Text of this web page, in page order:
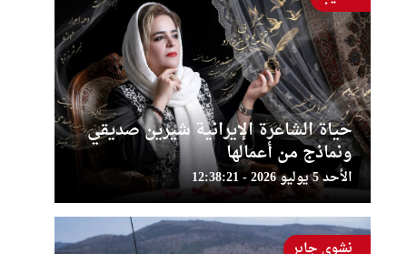
حياة الشاعرة الإيرانية شيرين صديقي
ونماذج من أعمالها
الأحد 5 يوليو 2026 - 12:38:21
نشوى جابر